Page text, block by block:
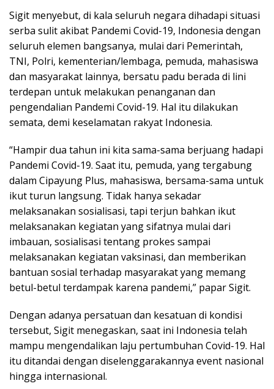
Sigit menyebut, di kala seluruh negara dihadapi situasi
serba sulit akibat Pandemi Covid-19, Indonesia dengan
seluruh elemen bangsanya, mulai dari Pemerintah,
TNI, Polri, kementerian/lembaga, pemuda, mahasiswa
dan masyarakat lainnya, bersatu padu berada di lini
terdepan untuk melakukan penanganan dan
pengendalian Pandemi Covid-19. Hal itu dilakukan
semata, demi keselamatan rakyat Indonesia.
“Hampir dua tahun ini kita sama-sama berjuang hadapi
Pandemi Covid-19. Saat itu, pemuda, yang tergabung
dalam Cipayung Plus, mahasiswa, bersama-sama untuk
ikut turun langsung. Tidak hanya sekadar
melaksanakan sosialisasi, tapi terjun bahkan ikut
melaksanakan kegiatan yang sifatnya mulai dari
imbauan, sosialisasi tentang prokes sampai
melaksanakan kegiatan vaksinasi, dan memberikan
bantuan sosial terhadap masyarakat yang memang
betul-betul terdampak karena pandemi,” papar Sigit.
Dengan adanya persatuan dan kesatuan di kondisi
tersebut, Sigit menegaskan, saat ini Indonesia telah
mampu mengendalikan laju pertumbuhan Covid-19. Hal
itu ditandai dengan diselenggarakannya event nasional
hingga internasional.